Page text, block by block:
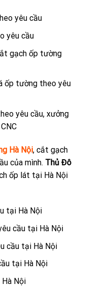
yêu cầu
yêu cầu
gạch ốp tường
ốp tường theo yêu
yêu cầu, xưởng
Hà Nội, cắt gạch
của mình. Thủ Đô
ốp lát tại Hà Nội
tại Hà Nội
cầu tại Hà Nội
cầu tại Hà Nội
tại Hà Nội
Nội